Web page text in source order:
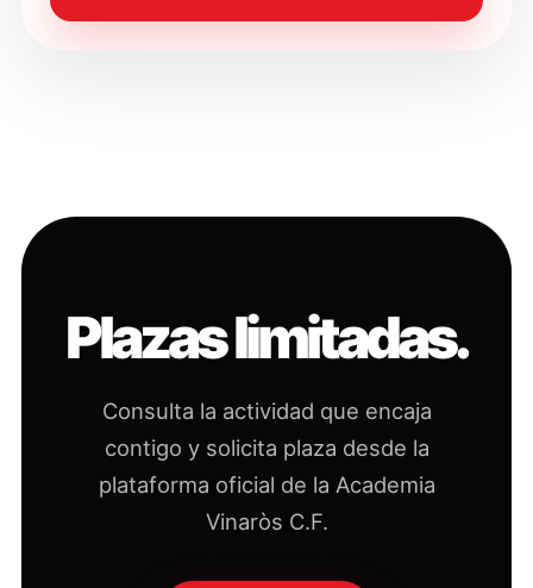
Plazas limitadas.
Consulta la actividad que encaja
contigo y solicita plaza desde la
plataforma oficial de la Academia
Vinaròs C.F.